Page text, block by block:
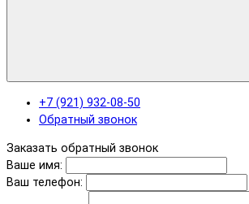
+7 (921) 932-08-50
Обратный звонок
Заказать обратный звонок
Ваше имя:
Ваш телефон: